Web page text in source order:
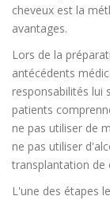
cheveux est la
avantages.
Lors de la
antécédents
responsabilités lui
patients
ne pas utiliser de
ne pas utiliser
transplantation de
L'une des étapes